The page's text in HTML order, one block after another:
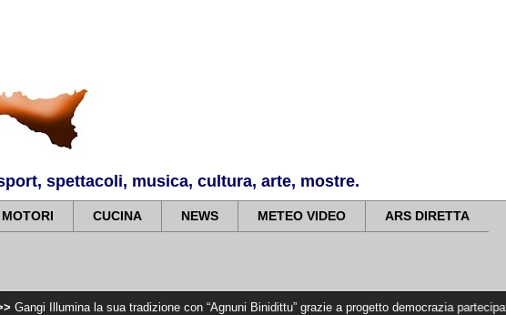
spettacoli, musica, cultura, arte, mostre.
MOTORI CUCINA NEWS METEO VIDEO ARS DIRETTA
la sua tradizione con “Agnuni Binidittu” grazie a progetto democrazia partecipata >>>>> La